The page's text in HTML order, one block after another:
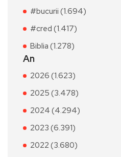
#bucurii (1.694)
#cred (1.417)
Biblia (1.278)
An
2026 (1.623)
2025 (3.478)
2024 (4.294)
2023 (6.391)
2022 (3.680)